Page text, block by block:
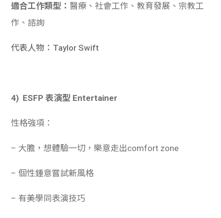
適合工作類型：醫療、社會工作、教育發展、宗教工
作、諮詢
代表人物：Taylor Swift
4) ESFP 表演型 Entertainer
性格強項：
– 大膽，想體驗一切，樂意走出comfort zone
– 個性鍾意嘗試新風格
– 有美學同表演技巧